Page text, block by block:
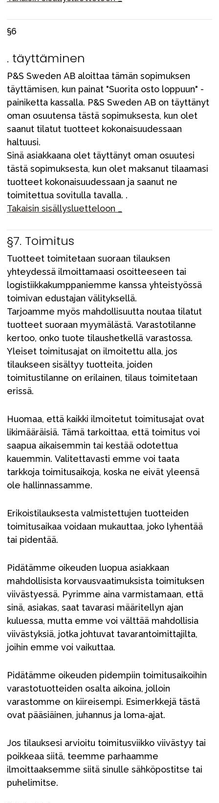
§6
. täyttäminen
P&S Sweden AB aloittaa tämän sopimuksen
täyttämisen, kun painat "Suorita osto loppuun" -
painiketta kassalla. P&S Sweden AB on täyttänyt
oman osuutensa tästä sopimuksesta, kun olet
saanut tilatut tuotteet kokonaisuudessaan
haltuusi.
Sinä asiakkaana olet täyttänyt oman osuutesi
tästä sopimuksesta, kun olet maksanut tilaamasi
tuotteet kokonaisuudessaan ja saanut ne
toimitettua sovitulla tavalla. .
Takaisin sisällysluetteloon _
§7. Toimitus
Tuotteet toimitetaan suoraan tilauksen
yhteydessä ilmoittamaasi osoitteeseen tai
logistiikkakumppaniemme kanssa yhteistyössä
toimivan edustajan välityksellä.
Tarjoamme myös mahdollisuutta noutaa tilatut
tuotteet suoraan myymälästä. Varastotilanne
kertoo, onko tuote tilaushetkellä varastossa.
Yleiset toimitusajat on ilmoitettu alla, jos
tilaukseen sisältyy tuotteita, joiden
toimitustilanne on erilainen, tilaus toimitetaan
erissä.
Huomaa, että kaikki ilmoitetut toimitusajat ovat
likimääräisiä. Tämä tarkoittaa, että toimitus voi
saapua aikaisemmin tai kestää odotettua
kauemmin. Valitettavasti emme voi taata
tarkkoja toimitusaikoja, koska ne eivät yleensä
ole hallinnassamme.
Erikoistilauksesta valmistettujen tuotteiden
toimitusaikaa voidaan mukauttaa, joko lyhentää
tai pidentää.
Pidätämme oikeuden luopua asiakkaan
mahdollisista korvausvaatimuksista toimituksen
viivästyessä. Pyrimme aina varmistamaan, että
sinä, asiakas, saat tavarasi määritellyn ajan
kuluessa, mutta emme voi välttää mahdollisia
viivästyksiä, jotka johtuvat tavarantoimittajilta,
joihin emme voi vaikuttaa.
Pidätämme oikeuden pidempiin toimitusaikoihin
varastotuotteiden osalta aikoina, jolloin
varastomme on kiireisempi. Esimerkkejä tästä
ovat pääsiäinen, juhannus ja loma-ajat.
Jos tilauksesi arvioitu toimitusviikko viivästyy tai
poikkeaa siitä, teemme parhaamme
ilmoittaaksemme siitä sinulle sähköpostitse tai
puhelimitse.